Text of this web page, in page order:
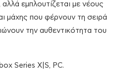
εμπλουτίζεται με νέους
μάχης που φέρνουν τη σειρά
την αυθεντικότητα του
Series X|S, PC.